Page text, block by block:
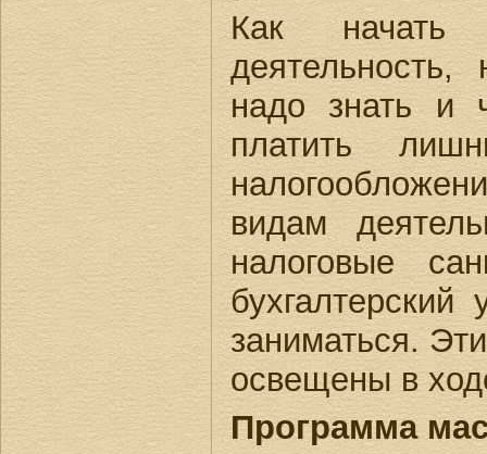
Как начать
деятельность,
надо знать и
платить
видам
налоговые
заниматься.
освещены в
Программа